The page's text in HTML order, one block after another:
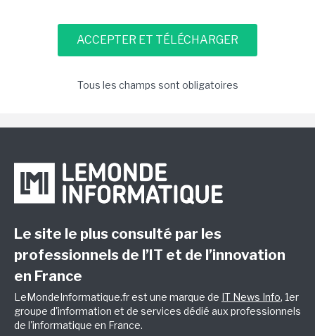
Tous les champs sont obligatoires
Le site le plus consulté par les
professionnels de l’IT et de l’innovation
en France
LeMondeInformatique.fr est une marque de IT News Info, 1er
groupe d'information et de services dédié aux professionnels
de l'informatique en France.